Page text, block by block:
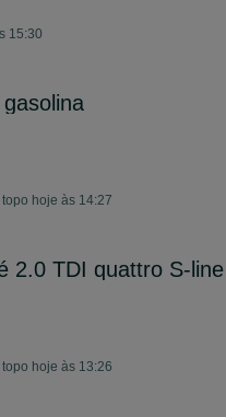
15:30
hoje às 14:27
2.0 TDI quattro S-
hoje às 13:26